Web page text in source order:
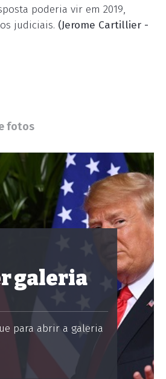
poderia vir em 2019,
judiciais. (Jerome Cartillier -
fotos
galeria
para abrir a galeria